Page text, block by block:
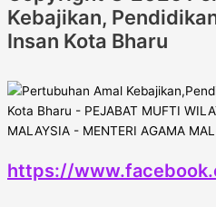
Kebajikan,
Insan Kota Bharu
https://